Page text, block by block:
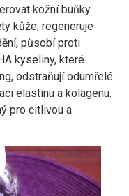
kožní buňky.
kůže, regeneruje
působí proti
kyseliny, které
odstraňují odumřelé
elastinu a kolagenu.
pro citlivou a